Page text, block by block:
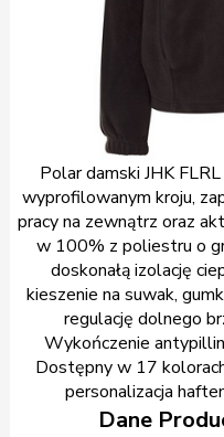
Polar damski JHK
wyprofilowanym kroju,
pracy na zewnątrz oraz
w 100% z poliestru o
doskonałą izolację
kieszenie na suwak,
regulację dolnego
Wykończenie
Dostępny w 17
personalizacja
Dane